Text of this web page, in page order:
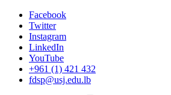
Facebook
Twitter
Instagram
LinkedIn
YouTube
+961 (1) 421 432
fdsp@usj.edu.lb